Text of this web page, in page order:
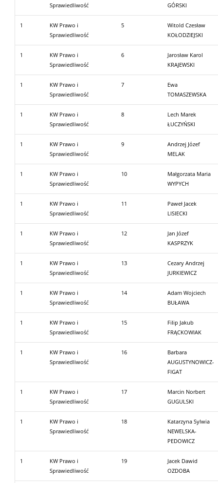
Sprawiedliwość
GÓRSKI
1
KW Prawo i
Sprawiedliwość
5
Witold Czesław
KOŁODZIEJSKI
1
KW Prawo i
Sprawiedliwość
6
Jarosław Karol
KRAJEWSKI
1
KW Prawo i
Sprawiedliwość
7
Ewa
TOMASZEWSKA
1
KW Prawo i
Sprawiedliwość
8
Lech Marek
ŁUCZYŃSKI
1
KW Prawo i
Sprawiedliwość
9
Andrzej Józef
MELAK
1
KW Prawo i
Sprawiedliwość
10
Małgorzata Maria
WYPYCH
1
KW Prawo i
Sprawiedliwość
11
Paweł Jacek
LISIECKI
1
KW Prawo i
Sprawiedliwość
12
Jan Józef
KASPRZYK
1
KW Prawo i
Sprawiedliwość
13
Cezary Andrzej
JURKIEWICZ
1
KW Prawo i
Sprawiedliwość
14
Adam Wojciech
BUŁAWA
1
KW Prawo i
Sprawiedliwość
15
Filip Jakub
FRĄCKOWIAK
1
KW Prawo i
Sprawiedliwość
16
Barbara
AUGUSTYNOWICZ-
FIGAT
1
KW Prawo i
Sprawiedliwość
17
Marcin Norbert
GUGULSKI
1
KW Prawo i
Sprawiedliwość
18
Katarzyna Sylwia
NEWELSKA-
PEDOWICZ
1
KW Prawo i
Sprawiedliwość
19
Jacek Dawid
OZDOBA